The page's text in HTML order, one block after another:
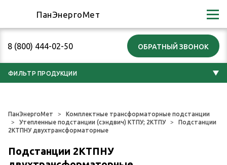
8 (800) 444-02-50
ПанЭнергоМет
ФИЛЬТР ПРОДУКЦИИ
ПанЭнергоМет
Комплектные трансформаторные подстанции
Утепленные подстанции (сэндвич) КТПУ; 2КТПУ
Подстанции
2КТПНУ двухтрансформаторные
Подстанции 2КТПНУ